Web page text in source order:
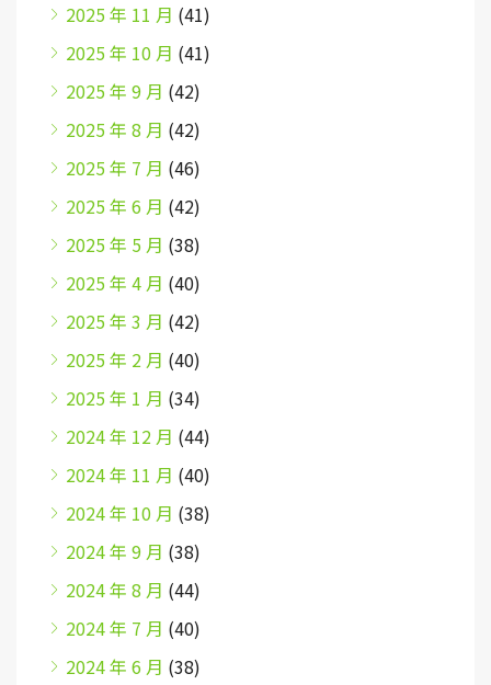
2025 年 11 月 (41)
2025 年 10 月 (41)
2025 年 9 月 (42)
2025 年 8 月 (42)
2025 年 7 月 (46)
2025 年 6 月 (42)
2025 年 5 月 (38)
2025 年 4 月 (40)
2025 年 3 月 (42)
2025 年 2 月 (40)
2025 年 1 月 (34)
2024 年 12 月 (44)
2024 年 11 月 (40)
2024 年 10 月 (38)
2024 年 9 月 (38)
2024 年 8 月 (44)
2024 年 7 月 (40)
2024 年 6 月 (38)